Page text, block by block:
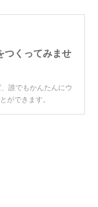
つくってみませ
誰でもかんたんにウ
ができます。